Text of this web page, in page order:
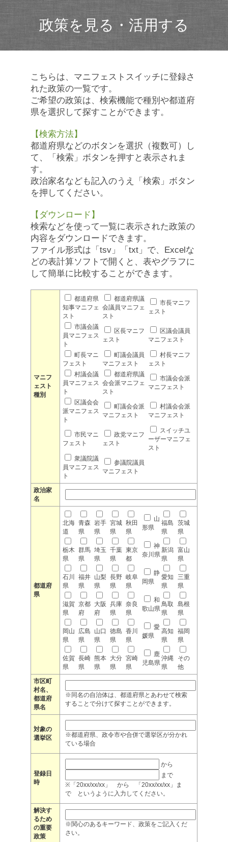
政策を見る・活用する
こちらは、マニフェストスイッチに登録さ
れた政策の一覧です。
ご希望の政策は、検索機能で種別や都道府
県を選択して探すことができます。
【検索方法】
都道府県などのボタンを選択（複数可）し
て、「検索」ボタンを押すと表示されま
す。
政治家名なども記入のうえ「検索」ボタン
を押してください。
【ダウンロード】
検索などを使って一覧に表示された政策の
内容をダウンロードできます。
ファイル形式は「tsv」「txt」で、Excelな
どの表計算ソフトで開くと、表やグラフに
して簡単に比較することができます。
マニフ
ェスト
種別
都道府県
知事マニフェ
スト
都道府県議
会議員マニフェ
スト
市長マニフ
ェスト
市議会議
員マニフェス
ト
区長マニフ
ェスト
区議会議員
マニフェスト
町長マニ
フェスト
町議会議員
マニフェスト
村長マニフ
ェスト
村議会議
員マニフェス
ト
都道府県議
会会派マニフェ
スト
市議会会派
マニフェスト
区議会会
派マニフェス
ト
町議会会派
マニフェスト
村議会会派
マニフェスト
市民マニ
フェスト
政党マニフ
ェスト
スイッチユ
ーザーマニフェ
スト
衆議院議
員マニフェス
ト
参議院議員
マニフェスト
政治家
名
都道府
県
北海
道
青森
県
岩手
県
宮城
県
秋田
県
山
形県
福島
県
茨城
県
栃木
県
群馬
県
埼玉
県
千葉
県
東京
都
神
奈川県
新潟
県
富山
県
石川
県
福井
県
山梨
県
長野
県
岐阜
県
静
岡県
愛知
県
三重
県
滋賀
県
京都
府
大阪
府
兵庫
県
奈良
県
和
歌山県
鳥取
県
島根
県
岡山
県
広島
県
山口
県
徳島
県
香川
県
愛
媛県
高知
県
福岡
県
佐賀
県
長崎
県
熊本
県
大分
県
宮崎
県
鹿
児島県
沖縄
県
その
他
市区町
村名、
都道府
県名
※同名の自治体は、都道府県とあわせて検索
することで分けて探すことができます。
対象の
選挙区
※都道府県、政令市や合併で選挙区が分かれ
ている場合
登録日
時
から
まで
※「20xx/xx/xx」 から 「20xx/xx/xx」ま
で というように入力してください。
解決す
るため
の重要
政策
※関心のあるキーワード、政策をご記入くだ
さい。